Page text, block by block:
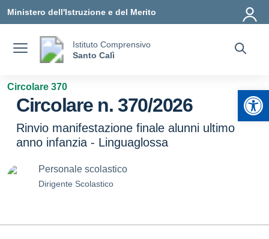
Ministero dell'Istruzione e del Merito
Istituto Comprensivo
Santo Calì
Circolare 370
Circolare n. 370/2026
Rinvio manifestazione finale alunni ultimo
anno infanzia - Linguaglossa
Personale scolastico
Dirigente Scolastico